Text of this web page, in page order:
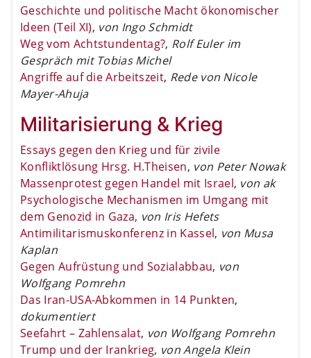
Geschichte und politische Macht ökonomischer
Ideen (Teil XI), von Ingo Schmidt
Weg vom Achtstundentag?, Rolf Euler im
Gespräch mit Tobias Michel
Angriffe auf die Arbeitszeit, Rede von Nicole
Mayer-Ahuja
Militarisierung & Krieg
Essays gegen den Krieg und für zivile
Konfliktlösung Hrsg. H.Theisen, von Peter Nowak
Massenprotest gegen Handel mit Israel, von ak
Psychologische Mechanismen im Umgang mit
dem Genozid in Gaza, von Iris Hefets
Antimilitarismuskonferenz in Kassel, von Musa
Kaplan
Gegen Aufrüstung und Sozialabbau, von
Wolfgang Pomrehn
Das Iran-USA-Abkommen in 14 Punkten,
dokumentiert
Seefahrt – Zahlensalat, von Wolfgang Pomrehn
Trump und der Irankrieg, von Angela Klein